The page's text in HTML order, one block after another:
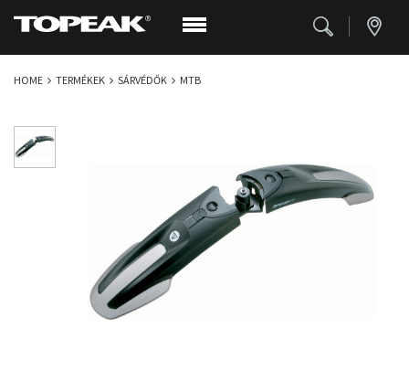
HOME TERMÉKEK SÁRVÉDŐK MTB